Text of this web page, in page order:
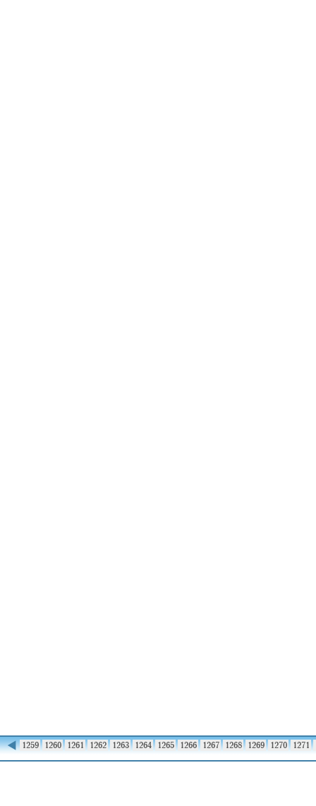
◀ 1259 1260 1261 1262 1263 1264 1265 1266 1267 1268 1269 1270 1271